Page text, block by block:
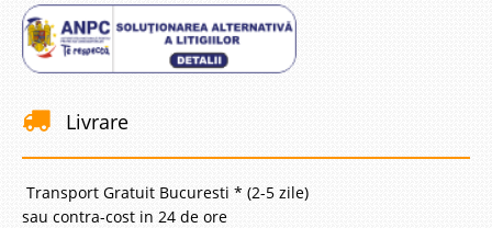
Livrare
Transport Gratuit Bucuresti * (2-5 zile)
sau contra-cost in 24 de ore